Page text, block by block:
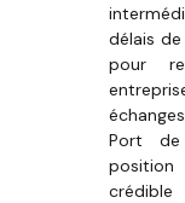
délais
pour
Port
position